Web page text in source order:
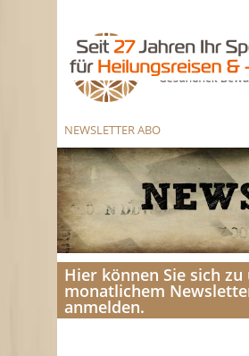
Hier können Sie sich zu
monatlichem
anmelden.